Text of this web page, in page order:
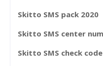
Skitto SMS pack 2020
Skitto SMS center
Skitto SMS check code